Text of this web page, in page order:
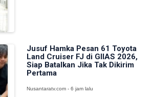
Jusuf Hamka Pesan 61 Toyota
Land Cruiser FJ di GIIAS 2026,
Siap Batalkan Jika Tak Dikirim
Pertama
Nusantaratv.com - 6 jam lalu